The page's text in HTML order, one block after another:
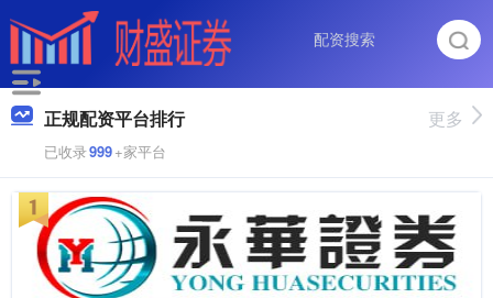
正规配资平台排行
已收录999+家平台
更多